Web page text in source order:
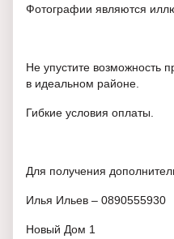
Фотографии являются
Не упустите возможность
в идеальном районе.
Гибкие условия оплаты.
Для получения
Илья Ильев – 0890555930
Новый Дом 1